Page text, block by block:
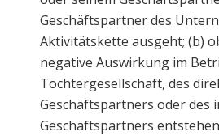
Geschäftspartner des
Aktivitätskette ausgeht; (b)
negative Auswirkung im
Tochtergesellschaft, des
Geschäftspartners oder des
Geschäftspartners